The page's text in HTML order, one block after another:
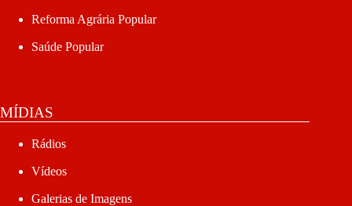
Reforma Agrária Popular
Saúde Popular
MÍDIAS
Rádios
Vídeos
Galerias de Imagens